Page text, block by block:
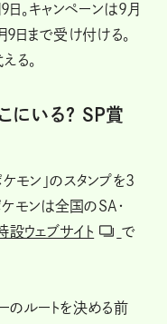
。キャンペーンは9月
日まで受け付ける。
る。
にいる？ SP賞
モン」のスタンプを3
モンは全国のSA・
設ウェブサイト
で
のルートを決める前